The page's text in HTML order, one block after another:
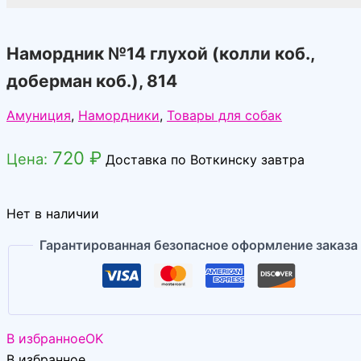
Намордник №14 глухой (колли коб.,
доберман коб.), 814
Амуниция, Намордники, Товары для собак
Цена: 720 ₽ Доставка по Воткинску завтра
Нет в наличии
Гарантированная безопасное оформление заказа
В избранноеOK